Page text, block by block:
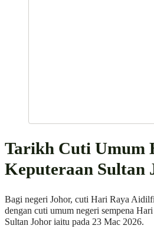
Tarikh Cuti Umum
Keputeraan Sultan
Bagi negeri Johor, cuti Hari Raya
dengan cuti umum negeri sempena
Sultan Johor iaitu pada 23 Mac 2026.